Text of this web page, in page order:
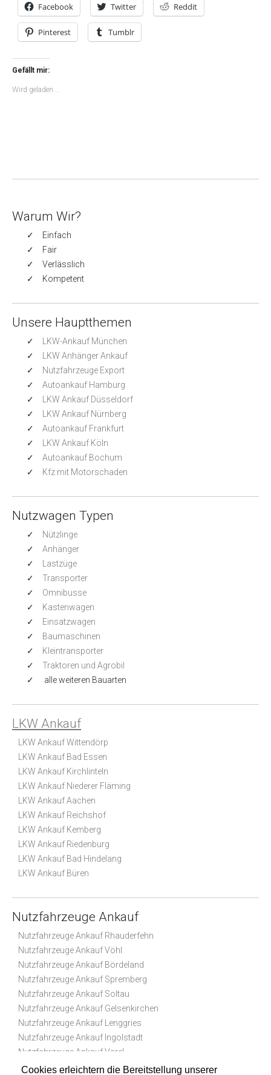
Cookies erleichtern die Bereitstellung unserer
Facebook Twitter Reddit
Pinterest Tumblr
Gefällt mir:
Wird geladen …
Warum Wir?
Einfach
Fair
Verlässlich
Kompetent
Unsere Hauptthemen
LKW-Ankauf München
LKW Anhänger Ankauf
Nutzfahrzeuge Export
Autoankauf Hamburg
LKW Ankauf Düsseldorf
LKW Ankauf Nürnberg
Autoankauf Frankfurt
LKW Ankauf Köln
Autoankauf Bochum
Kfz mit Motorschaden
Nutzwagen Typen
Nützlinge
Anhänger
Lastzüge
Transporter
Omnibusse
Kastenwagen
Einsatzwagen
Baumaschinen
Kleintransporter
Traktoren und Agrobil
alle weiteren Bauarten
LKW Ankauf
LKW Ankauf Wittendörp
LKW Ankauf Bad Essen
LKW Ankauf Kirchlinteln
LKW Ankauf Niederer Fläming
LKW Ankauf Aachen
LKW Ankauf Reichshof
LKW Ankauf Kemberg
LKW Ankauf Riedenburg
LKW Ankauf Bad Hindelang
LKW Ankauf Büren
Nutzfahrzeuge Ankauf
Nutzfahrzeuge Ankauf Rhauderfehn
Nutzfahrzeuge Ankauf Vöhl
Nutzfahrzeuge Ankauf Bördeland
Nutzfahrzeuge Ankauf Spremberg
Nutzfahrzeuge Ankauf Soltau
Nutzfahrzeuge Ankauf Gelsenkirchen
Nutzfahrzeuge Ankauf Lenggries
Nutzfahrzeuge Ankauf Ingolstadt
Nutzfahrzeuge Ankauf Varel
Nutzfahrzeuge Ankauf Niederer Fläming